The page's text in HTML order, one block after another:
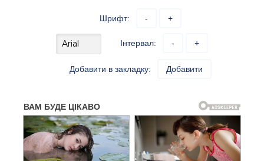
Шрифт: - +
Інтервал: - +
Добавити в закладку: Добавити